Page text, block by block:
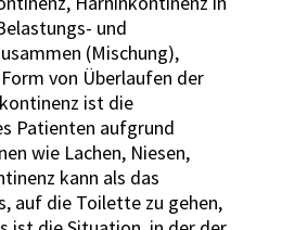
und
(Mischung),
von Überlaufen der
ist die
Patienten aufgrund
wie Lachen, Niesen,
kann als das
auf die Toilette zu gehen,